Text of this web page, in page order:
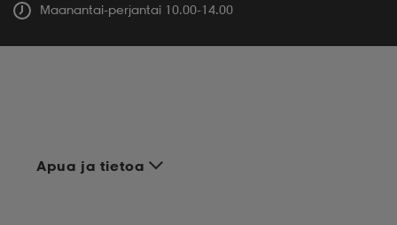
Maanantai-perjantai 10.00-14.00
Apua ja tietoa